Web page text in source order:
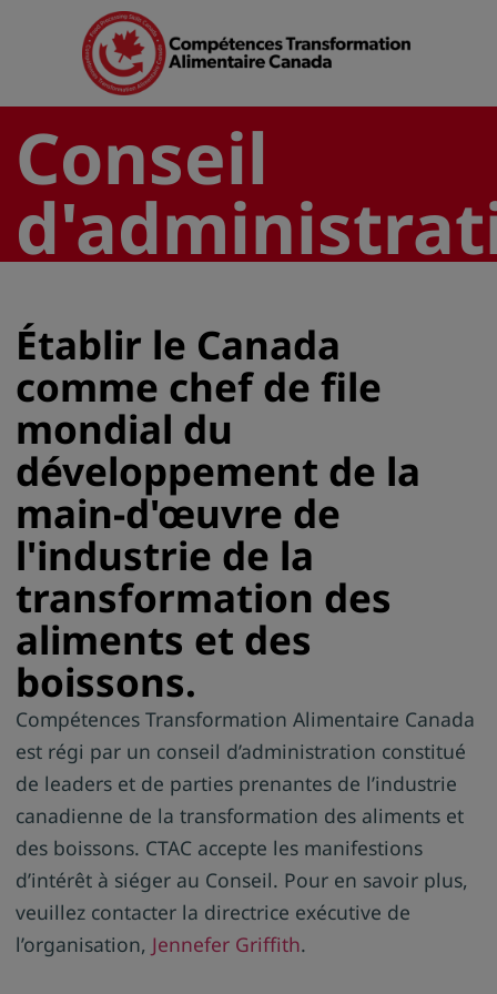
Conseil
Établir le Canada
comme chef de file
mondial du
développement de la
main-d'œuvre de
l'industrie de la
transformation des
aliments et des
boissons.
Compétences Transformation Alimentaire Canada
est régi par un conseil d’administration constitué
de leaders et de parties prenantes de l’industrie
canadienne de la transformation des aliments et
des boissons. CTAC accepte les manifestions
d’intérêt à siéger au Conseil. Pour en savoir plus,
veuillez contacter la directrice exécutive de
l’organisation, Jennefer Griffith.